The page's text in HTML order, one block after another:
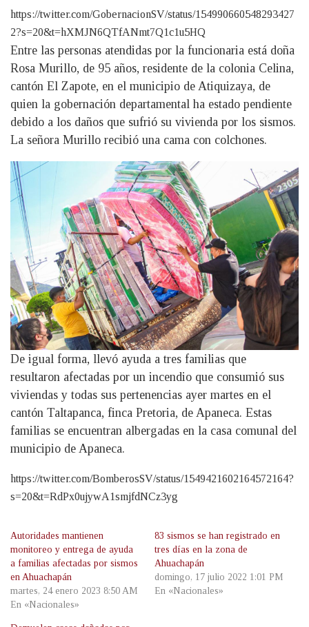
https://twitter.com/GobernacionSV/status/154990660548293427
2?s=20&t=hXMJN6QTfANmt7Q1c1u5HQ
Entre las personas atendidas por la funcionaria está doña
Rosa Murillo, de 95 años, residente de la colonia Celina,
cantón El Zapote, en el municipio de Atiquizaya, de
quien la gobernación departamental ha estado pendiente
debido a los daños que sufrió su vivienda por los sismos.
La señora Murillo recibió una cama con colchones.
De igual forma, llevó ayuda a tres familias que
resultaron afectadas por un incendio que consumió sus
viviendas y todas sus pertenencias ayer martes en el
cantón Taltapanca, finca Pretoria, de Apaneca. Estas
familias se encuentran albergadas en la casa comunal del
municipio de Apaneca.
https://twitter.com/BomberosSV/status/1549421602164572164?
s=20&t=RdPx0ujywA1smjfdNCz3yg
Autoridades mantienen
monitoreo y entrega de ayuda
a familias afectadas por sismos
en Ahuachapán
martes, 24 enero 2023 8:50 AM
En «Nacionales»
83 sismos se han registrado en
tres días en la zona de
Ahuachapán
domingo, 17 julio 2022 1:01 PM
En «Nacionales»